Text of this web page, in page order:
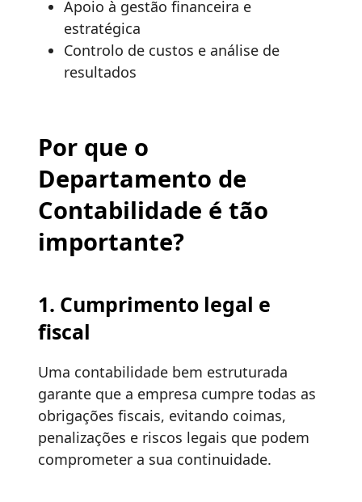
Apoio à gestão financeira e
estratégica
Controlo de custos e análise de
resultados
Por que o
Departamento de
Contabilidade é tão
importante?
1. Cumprimento legal e
fiscal
Uma contabilidade bem estruturada
garante que a empresa cumpre todas as
obrigações fiscais, evitando coimas,
penalizações e riscos legais que podem
comprometer a sua continuidade.